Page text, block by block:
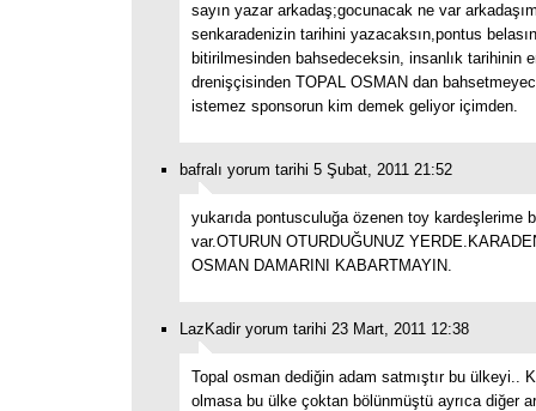
sayın yazar arkadaş;gocunacak ne var
senkaradenizin tarihini yazacaksın,pontus
bitirilmesinden bahsedeceksin, insanlık tarihinin
drenişçisinden TOPAL OSMAN dan
istemez sponsorun kim demek geliyor içimden.
bafralı yorum tarihi 5 Şubat, 2011 21:52
yukarıda pontusculuğa özenen toy kardeşlerime
var.OTURUN OTURDUĞUNUZ
OSMAN DAMARINI KABARTMAYIN.
LazKadir yorum tarihi 23 Mart, 2011 12:38
Topal osman dediğin adam satmıştır bu ülkeyi..
olmasa bu ülke çoktan bölünmüştü ayrıca diğer